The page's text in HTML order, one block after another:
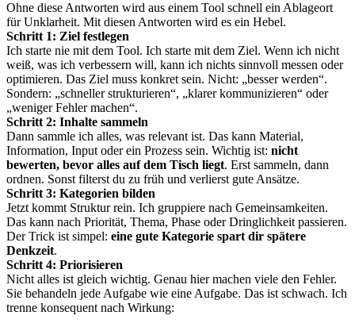
Ohne diese Antworten wird aus einem Tool schnell ein Ablageort
für Unklarheit. Mit diesen Antworten wird es ein Hebel.
Schritt 1: Ziel festlegen
Ich starte nie mit dem Tool. Ich starte mit dem Ziel. Wenn ich nicht
weiß, was ich verbessern will, kann ich nichts sinnvoll messen oder
optimieren. Das Ziel muss konkret sein. Nicht: „besser werden“.
Sondern: „schneller strukturieren“, „klarer kommunizieren“ oder
„weniger Fehler machen“.
Schritt 2: Inhalte sammeln
Dann sammle ich alles, was relevant ist. Das kann Material,
Information, Input oder ein Prozess sein. Wichtig ist: nicht
bewerten, bevor alles auf dem Tisch liegt. Erst sammeln, dann
ordnen. Sonst filterst du zu früh und verlierst gute Ansätze.
Schritt 3: Kategorien bilden
Jetzt kommt Struktur rein. Ich gruppiere nach Gemeinsamkeiten.
Das kann nach Priorität, Thema, Phase oder Dringlichkeit passieren.
Der Trick ist simpel: eine gute Kategorie spart dir spätere
Denkzeit.
Schritt 4: Priorisieren
Nicht alles ist gleich wichtig. Genau hier machen viele den Fehler.
Sie behandeln jede Aufgabe wie eine Aufgabe. Das ist schwach. Ich
trenne konsequent nach Wirkung: